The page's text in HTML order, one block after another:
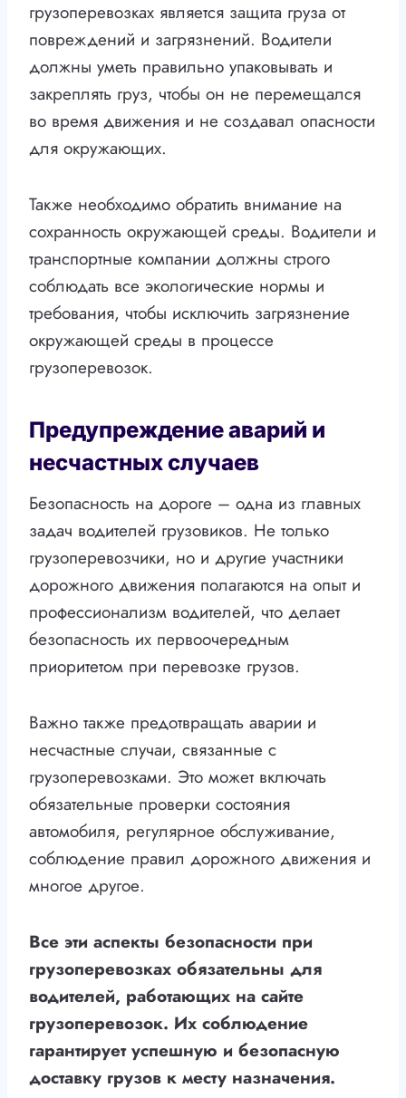
грузоперевозках является защита груза от
повреждений и загрязнений. Водители
должны уметь правильно упаковывать и
закреплять груз, чтобы он не перемещался
во время движения и не создавал опасности
для окружающих.
Также необходимо обратить внимание на
сохранность окружающей среды. Водители и
транспортные компании должны строго
соблюдать все экологические нормы и
требования, чтобы исключить загрязнение
окружающей среды в процессе
грузоперевозок.
Предупреждение аварий и
несчастных случаев
Безопасность на дороге – одна из главных
задач водителей грузовиков. Не только
грузоперевозчики, но и другие участники
дорожного движения полагаются на опыт и
профессионализм водителей, что делает
безопасность их первоочередным
приоритетом при перевозке грузов.
Важно также предотвращать аварии и
несчастные случаи, связанные с
грузоперевозками. Это может включать
обязательные проверки состояния
автомобиля, регулярное обслуживание,
соблюдение правил дорожного движения и
многое другое.
Все эти аспекты безопасности при
грузоперевозках обязательны для
водителей, работающих на сайте
грузоперевозок. Их соблюдение
гарантирует успешную и безопасную
доставку грузов к месту назначения.